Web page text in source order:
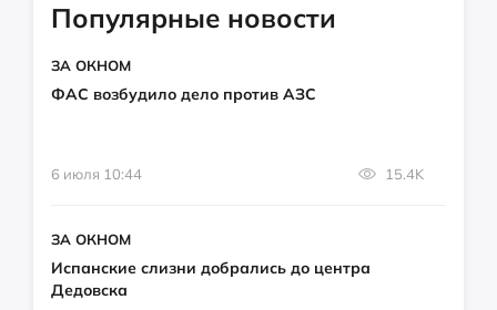
Популярные новости
ЗА ОКНОМ
ФАС возбудило дело против АЗС
6 июля 10:44 15.4K
ЗА ОКНОМ
Испанские слизни добрались до центра
Дедовска